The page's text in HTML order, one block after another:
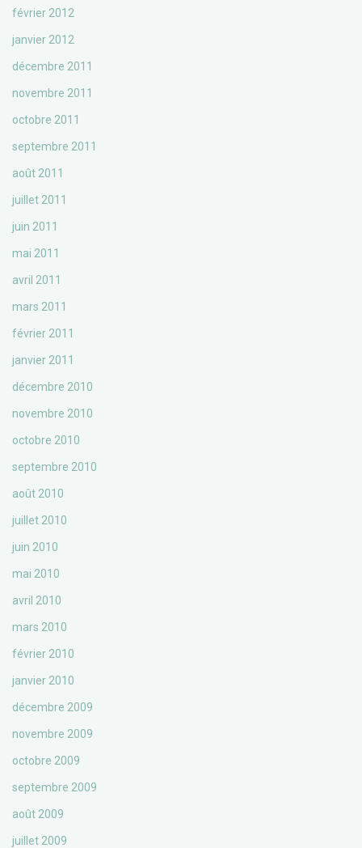
février 2012
janvier 2012
décembre 2011
novembre 2011
octobre 2011
septembre 2011
août 2011
juillet 2011
juin 2011
mai 2011
avril 2011
mars 2011
février 2011
janvier 2011
décembre 2010
novembre 2010
octobre 2010
septembre 2010
août 2010
juillet 2010
juin 2010
mai 2010
avril 2010
mars 2010
février 2010
janvier 2010
décembre 2009
novembre 2009
octobre 2009
septembre 2009
août 2009
juillet 2009